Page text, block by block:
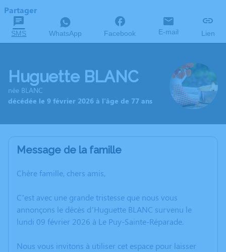
Partager
SMS WhatsApp Facebook E-mail Lien
Huguette BLANC
née BLANC
décédée le 9 février 2026 à l'âge de 77 ans
Message de la famille
Chère famille, chers amis,
C’est avec une grande tristesse que nous vous
annonçons le décès d’Huguette BLANC survenu le
lundi 09 février 2026 à Le Puy-Sainte-Réparade.
Nous vous invitons à utiliser cet espace pour laisser